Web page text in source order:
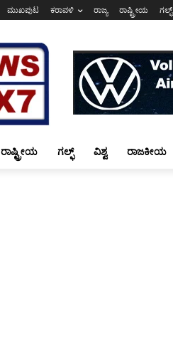
ಮುಖಪುಟ ಕರಾವಳಿ ರಾಜ್ಯ ರಾಷ್ಟ್ರೀಯ ಗಲ್ಫ್
ರಾಷ್ಟ್ರೀಯ ಗಲ್ಫ್ ವಿಶ್ವ ರಾಜಕೀಯ